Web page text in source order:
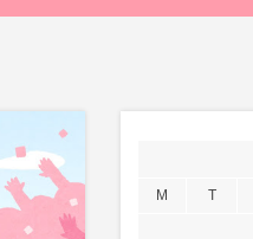
M T